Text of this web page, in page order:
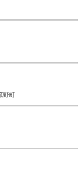
野町